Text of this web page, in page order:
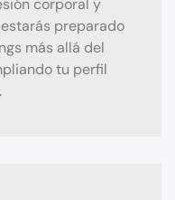
corporal y
preparado
más allá del
tu perfil